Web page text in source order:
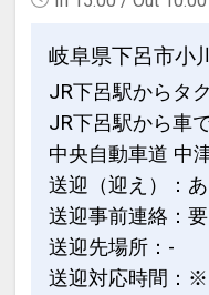
◆大浴場は夜通
ン14：00～チ
用ＯＫです。
内湯と露天風呂
湯量250トンを
ります!!
無色透明のアル
お肌にやさしい
言われる。
草津、有馬に
岐阜県下呂市小
JR下呂駅からタ
JR下呂駅から車
中央自動車道 中
送迎（迎え）：あ
送迎事前連絡：要
送迎先場所：-
送迎対応時間：※